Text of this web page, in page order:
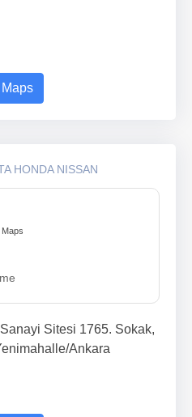
HONDA NISSAN
Sitesi 1765. Sokak,
Ankara